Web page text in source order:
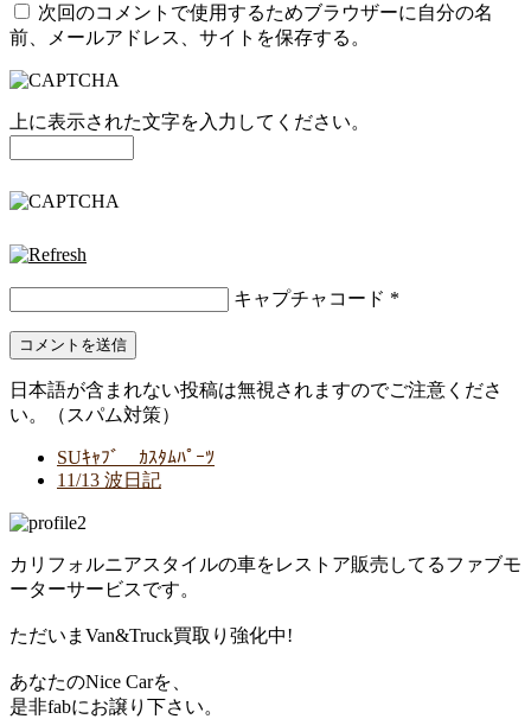
次回のコメントで使用するためブラウザーに自分の名
前、メールアドレス、サイトを保存する。
上に表示された文字を入力してください。
キャプチャコード *
日本語が含まれない投稿は無視されますのでご注意くださ
い。（スパム対策）
SUｷｬﾌﾞ ｶｽﾀﾑﾊﾟｰﾂ
11/13 波日記
カリフォルニアスタイルの車をレストア販売してるファブモ
ーターサービスです。
ただいまVan&Truck買取り強化中!
あなたのNice Carを、
是非fabにお譲り下さい。